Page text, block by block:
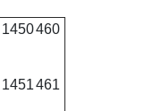
1450460
1451461